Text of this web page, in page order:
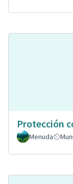
Protección
Menuda